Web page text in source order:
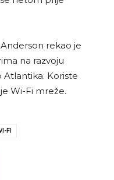
rekao je
na razvoju
Koriste
Wi-Fi mreže.
FI